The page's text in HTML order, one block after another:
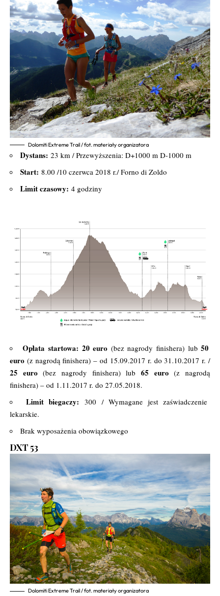
Dolomiti Extreme Trail / fot. materiały organizatora
Dystans: 23 km / Przewyższenia: D+1000 m D-1000 m
Start: 8.00 /10 czerwca 2018 r./ Forno di Zoldo
Limit czasowy: 4 godziny
Opłata startowa: 20 euro (bez nagrody finishera) lub50
euro (z nagrodą finishera) – od 15.09.2017 r. do 31.10.2017 r. /
25 euro (bez nagrody finishera) lub65 euro (z nagrodą
finishera) – od 1.11.2017 r. do 27.05.2018.
Limit biegaczy: 300 / Wymagane jest zaświadczenie
lekarskie.
Brak wyposażenia obowiązkowego
DXT 53
Dolomiti Extreme Trail / fot. materiały organizatora